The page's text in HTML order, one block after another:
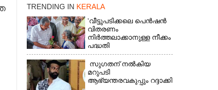
TRENDING IN KERALA
'വീട്ടുപടിക്കലെ പെൻഷൻ
വിതരണം
നിർത്തലാക്കാനുള്ള നീക്കം
പദ്ധതി
അവസാനിപ്പിക്കാനുള്ള
യുഡിഎഫ് അജണ്ടയുടെ
ആദ്യപടി'
സുഗതന് നൽകിയ
മറുപടി
ആഭ്യന്തരവകുപ്പും റദ്ദാക്കി